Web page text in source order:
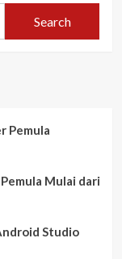
Search
Pemula
Mulai dari
Studio